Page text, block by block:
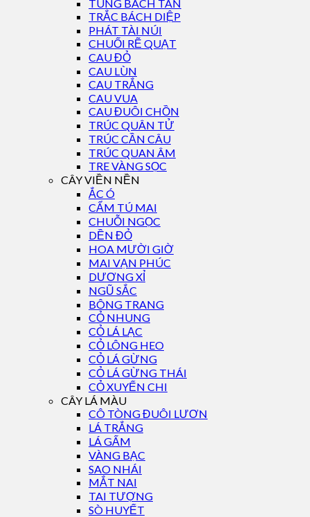
TÙNG BÁCH TÁN
TRẮC BÁCH DIỆP
PHÁT TÀI NÚI
CHUỐI RẼ QUẠT
CAU ĐỎ
CAU LÙN
CAU TRẮNG
CAU VUA
CAU ĐUÔI CHỒN
TRÚC QUÂN TỬ
TRÚC CẦN CÂU
TRÚC QUAN ÂM
TRE VÀNG SỌC
CÂY VIỀN NỀN
ẮC Ó
CẨM TÚ MAI
CHUỖI NGỌC
DỀN ĐỎ
HOA MƯỜI GIỜ
MAI VẠN PHÚC
DƯƠNG XỈ
NGŨ SẮC
BÔNG TRANG
CỎ NHUNG
CỎ LÁ LẠC
CỎ LÔNG HEO
CỎ LÁ GỪNG
CỎ LÁ GỪNG THÁI
CỎ XUYẾN CHI
CÂY LÁ MÀU
CÔ TÒNG ĐUÔI LƯƠN
LÁ TRẮNG
LÁ GẤM
VÀNG BẠC
SAO NHÁI
MẮT NAI
TAI TƯỢNG
SÒ HUYẾT